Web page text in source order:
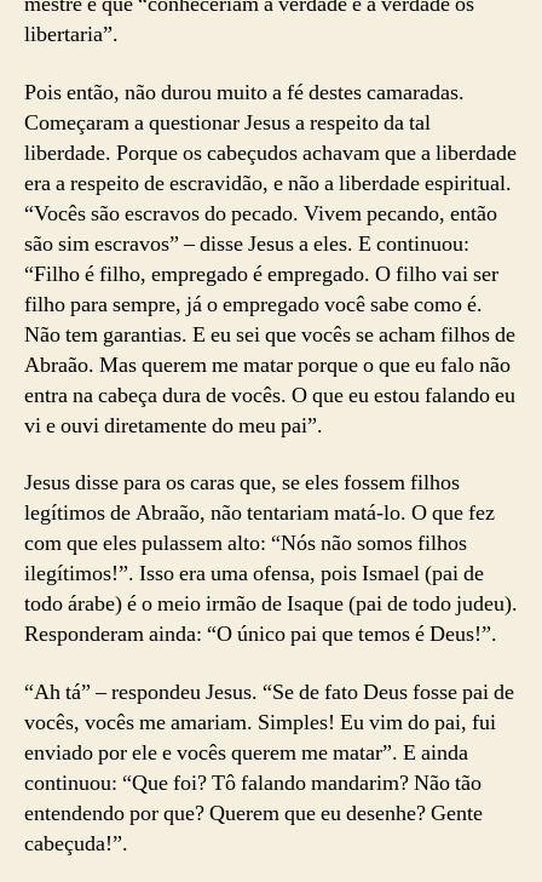
libertaria”.
Pois então, não durou muito a fé destes camaradas.
Começaram a questionar Jesus a respeito da tal
liberdade. Porque os cabeçudos achavam que a liberdade
era a respeito de escravidão, e não a liberdade espiritual.
“Vocês são escravos do pecado. Vivem pecando, então
são sim escravos” – disse Jesus a eles. E continuou:
“Filho é filho, empregado é empregado. O filho vai ser
filho para sempre, já o empregado você sabe como é.
Não tem garantias. E eu sei que vocês se acham filhos de
Abraão. Mas querem me matar porque o que eu falo não
entra na cabeça dura de vocês. O que eu estou falando eu
vi e ouvi diretamente do meu pai”.
Jesus disse para os caras que, se eles fossem filhos
legítimos de Abraão, não tentariam matá-lo. O que fez
com que eles pulassem alto: “Nós não somos filhos
ilegítimos!”. Isso era uma ofensa, pois Ismael (pai de
todo árabe) é o meio irmão de Isaque (pai de todo judeu).
Responderam ainda: “O único pai que temos é Deus!”.
“Ah tá” – respondeu Jesus. “Se de fato Deus fosse pai de
vocês, vocês me amariam. Simples! Eu vim do pai, fui
enviado por ele e vocês querem me matar”. E ainda
continuou: “Que foi? Tô falando mandarim? Não tão
entendendo por que? Querem que eu desenhe? Gente
cabeçuda!”.